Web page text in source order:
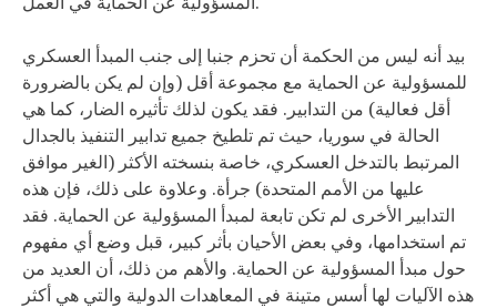
بيد أنه ليس من الحكمة أن تحزم جنبا إلى جنب المبدأ العسكري
للمسؤولية عن الحماية مع مجموعة أقل (وإن لم يكن بالضرورة
أقل فعالية) من التدابير. فقد يكون لذلك تأثيره الضار، كما هي
الحالة في سوريا، حيث تم تلطيخ جميع تدابير التنفيذ بالجدال
المرتبط بالتدخل العسكري، خاصة بنسخته الأكثر (الغير موافق
عليها من الأمم المتحدة) جرأة. وعلاوة على ذلك، فإن هذه
التدابير الأخرى لم تكن تابعة لمبدأ المسؤولية عن الحماية. فقد
تم استخدامها، وفي بعض الأحيان بأثر كبير، قبل وضع أي مفهوم
حول مبدأ المسؤولية عن الحماية. والأهم من ذلك، أن العديد من
هذه الآليات لها أسس متينة في المعاهدات الدولية والتي هي أكثر